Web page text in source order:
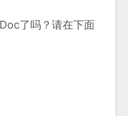
了吗？请在下面